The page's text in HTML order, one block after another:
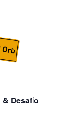
& Desafío